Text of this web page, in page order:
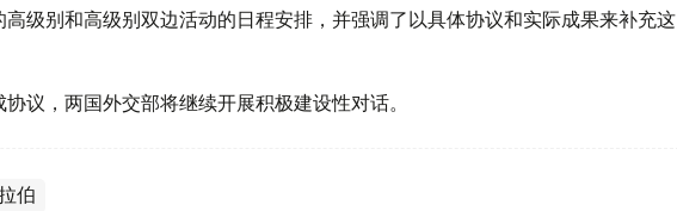
级别和高级别双边活动的日程安排，并强调了以具体协议和实际成果来补充这
议，两国外交部将继续开展积极建设性对话。
伯